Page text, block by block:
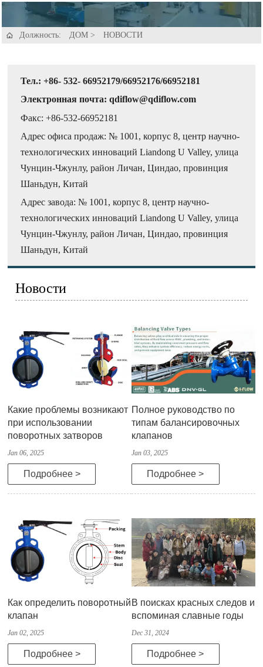
 Должность: ДОМ > НОВОСТИ
Тел.: +86- 532- 66952179/66952176/66952181
Электронная почта: qdiflow@qdiflow.com
Факс: +86-532-66952181
Адрес офиса продаж: № 1001, корпус 8, центр научно-
технологических инноваций Liandong U Valley, улица
Чунцин-Чжунлу, район Личан, Циндао, провинция
Шаньдун, Китай
Адрес завода: № 1001, корпус 8, центр научно-
технологических инноваций Liandong U Valley, улица
Чунцин-Чжунлу, район Личан, Циндао, провинция
Шаньдун, Китай
Новости
Какие проблемы возникают
при использовании
поворотных затворов
Jan 06, 2025
Подробнее >
Полное руководство по
типам балансировочных
клапанов
Jan 03, 2025
Подробнее >
Как определить поворотный
клапан
Jan 02, 2025
Подробнее >
В поисках красных следов и
вспоминая славные годы
Dec 31, 2024
Подробнее >